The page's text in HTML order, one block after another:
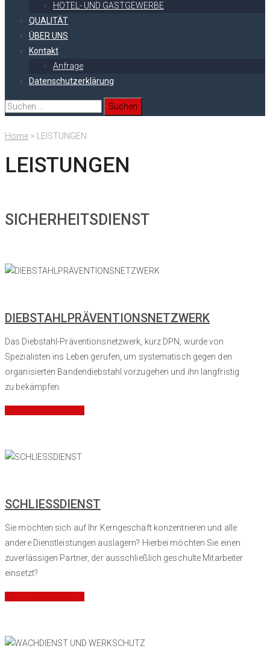
HOTEL- UND GASTGEWERBE
QUALITÄT
ÜBER UNS
Kontakt
Anfrage
Datenschutzerklärung
Suchen
nach:
Home > LEISTUNGEN
LEISTUNGEN
SICHERHEITSDIENST
DIEBSTAHLPRÄVENTIONSNETZWERK
Das Diebstahl-Präventionsnetzwerk, kurz DPN, wurde von
Spezialisten ins Leben gerufen, um systematisch gegen den
organisierten Bandendiebstahl vorzugehen und ihn langfristig
zu bekämpfen.
SCHLIESSDIENST
Sie möchten sich auf Ihr Kerngeschäft konzentrieren und alle
andere Dienstleistungen auslagern? Hierbei möchten Sie einen
zuverlässigen Partner, der ausschließlich geschulte Mitarbeiter
einsetzt?